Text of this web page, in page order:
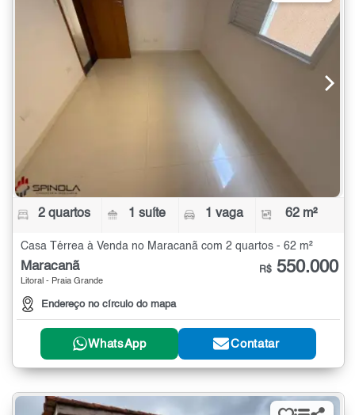
2 quartos 1 suíte 1 vaga 62 m²
Casa Térrea à Venda no Maracanã com 2 quartos - 62 m²
Maracanã
Litoral - Praia Grande
Endereço no círculo do mapa
R$ 550.000
WhatsApp Contatar